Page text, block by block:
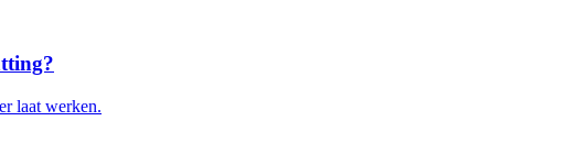
laat werken.